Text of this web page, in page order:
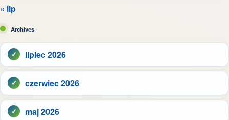
« lip
Archives
lipiec 2026
czerwiec 2026
maj 2026